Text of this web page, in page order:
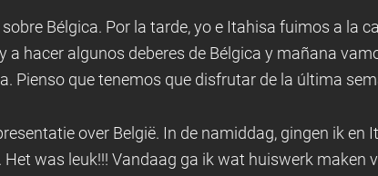
Bélgica. Por la tarde, yo e Itahisa fuimos a la
a hacer algunos deberes de Bélgica y mañana
Pienso que tenemos que disfrutar de la última
over België. In de namiddag, gingen ik en
was leuk!!! Vandaag ga ik wat huiswerk maken